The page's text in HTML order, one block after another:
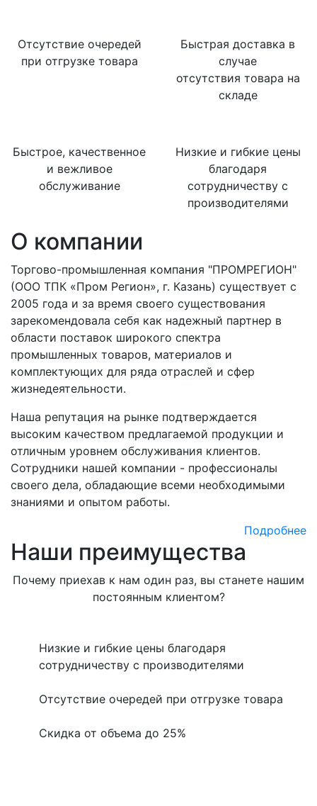
Отсутствие очередей
при отгрузке товара
Быстрая доставка в
случае
отсутствия товара на
складе
Быстрое, качественное
и вежливое
обслуживание
Низкие и гибкие цены
благодаря
сотрудничеству с
производителями
О компании
Торгово-промышленная компания "ПРОМРЕГИОН"
(ООО ТПК «Пром Регион», г. Казань) существует с
2005 года и за время своего существования
зарекомендовала себя как надежный партнер в
области поставок широкого спектра
промышленных товаров, материалов и
комплектующих для ряда отраслей и сфер
жизнедеятельности.
Наша репутация на рынке подтверждается
высоким качеством предлагаемой продукции и
отличным уровнем обслуживания клиентов.
Сотрудники нашей компании - профессионалы
своего дела, обладающие всеми необходимыми
знаниями и опытом работы.
Подробнее
Наши преимущества
Почему приехав к нам один раз, вы станете нашим
постоянным клиентом?
Низкие и гибкие цены благодаря
сотрудничеству с производителями
Отсутствие очередей при отгрузке товара
Скидка от объема до 25%